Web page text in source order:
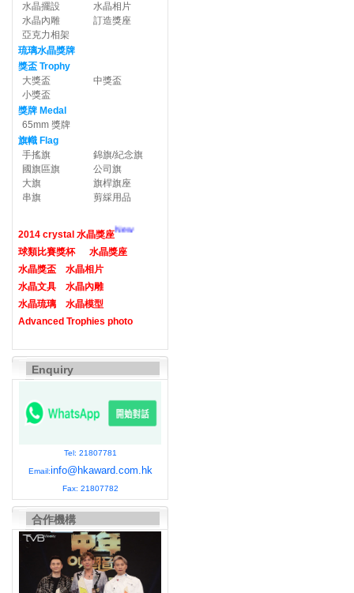
水晶擺設
水晶相片
水晶內雕
訂造獎座
亞克力相架
琉璃水晶獎牌
獎盃 Trophy
大獎盃
中獎盃
小獎盃
獎牌 Medal
65mm 獎牌
旗幟 Flag
手搖旗
錦旗/紀念旗
國旗區旗
公司旗
大旗
旗桿旗座
串旗
剪綵用品
2014 crystal 水晶獎座 New
球類比賽獎杯
水晶獎座
水晶獎盃
水晶相片
水晶文具
水晶內雕
水晶琉璃
水晶模型
Advanced Trophies photo
Enquiry
Tel: 21807781
Email:info@hkaward.com.hk
Fax: 21807782
合作機構